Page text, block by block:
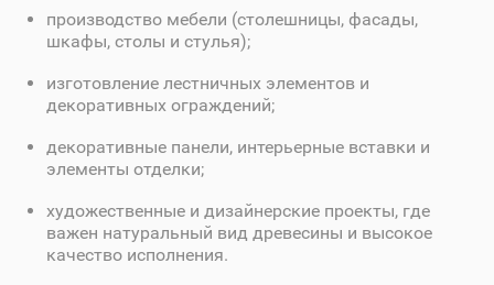
производство мебели (столешницы, фасады,
шкафы, столы и стулья);
изготовление лестничных элементов и
декоративных ограждений;
декоративные панели, интерьерные вставки и
элементы отделки;
художественные и дизайнерские проекты, где
важен натуральный вид древесины и высокое
качество исполнения.